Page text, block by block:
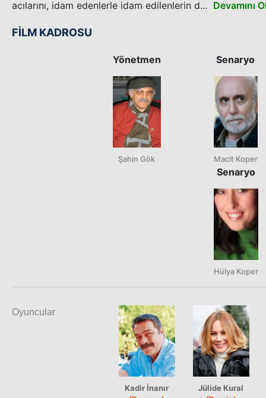
acılarını, idam edenlerle idam edilenlerin d... Devamını
FİLM KADROSU
Yönetmen
Şahin Gök
Senaryo
Macit Koper
Senaryo
Hülya Koper
Oyuncular
Kadir İnanır
Jülide Kural